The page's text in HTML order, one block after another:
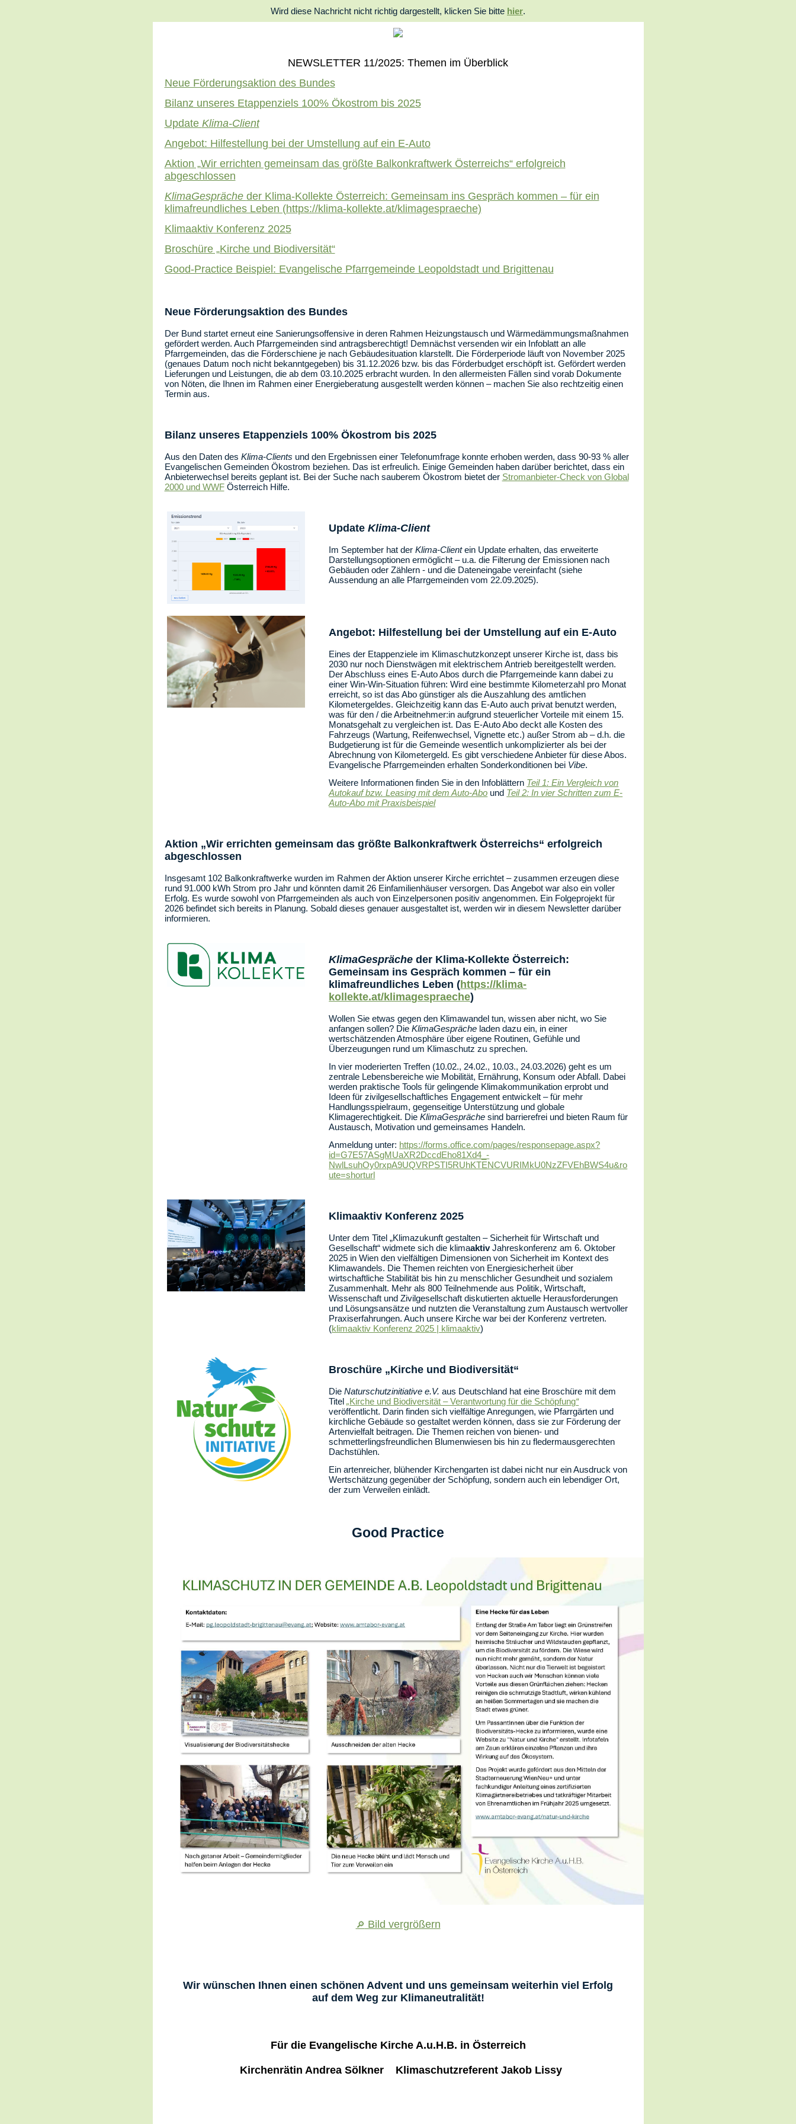
Wird diese Nachricht nicht richtig dargestellt, klicken Sie bitte hier.
NEWSLETTER 11/2025: Themen im Überblick
Neue Förderungsaktion des Bundes
Bilanz unseres Etappenziels 100% Ökostrom bis 2025
Update Klima-Client
Angebot: Hilfestellung bei der Umstellung auf ein E-Auto
Aktion „Wir errichten gemeinsam das größte Balkonkraftwerk Österreichs“ erfolgreich
abgeschlossen
KlimaGespräche der Klima-Kollekte Österreich: Gemeinsam ins Gespräch kommen – für ein
klimafreundliches Leben (https://klima-kollekte.at/klimagespraeche)
Klimaaktiv Konferenz 2025
Broschüre „Kirche und Biodiversität“
Good-Practice Beispiel: Evangelische Pfarrgemeinde Leopoldstadt und Brigittenau
Neue Förderungsaktion des Bundes
Der Bund startet erneut eine Sanierungsoffensive in deren Rahmen Heizungstausch und Wärmedämmungsmaßnahmen
gefördert werden. Auch Pfarrgemeinden sind antragsberechtigt! Demnächst versenden wir ein Infoblatt an alle
Pfarrgemeinden, das die Förderschiene je nach Gebäudesituation klarstellt. Die Förderperiode läuft von November 2025
(genaues Datum noch nicht bekanntgegeben) bis 31.12.2026 bzw. bis das Förderbudget erschöpft ist. Gefördert werden
Lieferungen und Leistungen, die ab dem 03.10.2025 erbracht wurden. In den allermeisten Fällen sind vorab Dokumente
von Nöten, die Ihnen im Rahmen einer Energieberatung ausgestellt werden können – machen Sie also rechtzeitig einen
Termin aus.
Bilanz unseres Etappenziels 100% Ökostrom bis 2025
Aus den Daten des Klima-Clients und den Ergebnissen einer Telefonumfrage konnte erhoben werden, dass 90-93 % aller
Evangelischen Gemeinden Ökostrom beziehen. Das ist erfreulich. Einige Gemeinden haben darüber berichtet, dass ein
Anbieterwechsel bereits geplant ist. Bei der Suche nach sauberem Ökostrom bietet der Stromanbieter-Check von Global
2000 und WWFÖsterreich Hilfe.
UpdateKlima-Client
Im September hat derKlima-Clientein Update erhalten, das erweiterte
Darstellungsoptionen ermöglicht – u.a. die Filterung der Emissionen nach
Gebäuden oder Zählern - und die Dateneingabe vereinfacht (siehe
Aussendung an alle Pfarrgemeinden vom 22.09.2025).
Angebot: Hilfestellung bei der Umstellung auf ein E-Auto
Eines der Etappenziele im Klimaschutzkonzept unserer Kirche ist, dass bis
2030 nur noch Dienstwägen mit elektrischem Antrieb bereitgestellt werden.
Der Abschluss eines E-Auto Abos durch die Pfarrgemeinde kann dabei zu
einer Win-Win-Situation führen: Wird eine bestimmte Kilometerzahl pro Monat
erreicht, so ist das Abo günstiger als die Auszahlung des amtlichen
Kilometergeldes. Gleichzeitig kann das E-Auto auch privat benutzt werden,
was für den / die Arbeitnehmer:in aufgrund steuerlicher Vorteile mit einem 15.
Monatsgehalt zu vergleichen ist. Das E-Auto Abo deckt alle Kosten des
Fahrzeugs (Wartung, Reifenwechsel, Vignette etc.) außer Strom ab – d.h. die
Budgetierung ist für die Gemeinde wesentlich unkomplizierter als bei der
Abrechnung von Kilometergeld. Es gibt verschiedene Anbieter für diese Abos.
Evangelische Pfarrgemeinden erhalten Sonderkonditionen bei Vibe.
Weitere Informationen finden Sie in den Infoblättern Teil 1: Ein Vergleich von
Autokauf bzw. Leasing mit dem Auto-Abo und Teil 2: In vier Schritten zum E-
Auto-Abo mit Praxisbeispiel
Aktion „Wir errichten gemeinsam das größte Balkonkraftwerk Österreichs“ erfolgreich
abgeschlossen
Insgesamt 102 Balkonkraftwerke wurden im Rahmen der Aktion unserer Kirche errichtet – zusammen erzeugen diese
rund 91.000 kWh Strom pro Jahr und könnten damit 26 Einfamilienhäuser versorgen. Das Angebot war also ein voller
Erfolg. Es wurde sowohl von Pfarrgemeinden als auch von Einzelpersonen positiv angenommen. Ein Folgeprojekt für
2026 befindet sich bereits in Planung. Sobald dieses genauer ausgestaltet ist, werden wir in diesem Newsletter darüber
informieren.
KlimaGespräche der Klima-Kollekte Österreich:
Gemeinsam ins Gespräch kommen – für ein
klimafreundliches Leben (https://klima-
kollekte.at/klimagespraeche)
Wollen Sie etwas gegen den Klimawandel tun, wissen aber nicht, wo Sie
anfangen sollen? DieKlimaGespräche laden dazu ein, in einer
wertschätzenden Atmosphäre über eigene Routinen, Gefühle und
Überzeugungen rund um Klimaschutz zu sprechen.
In vier moderierten Treffen (10.02., 24.02., 10.03., 24.03.2026) geht es um
zentrale Lebensbereiche wie Mobilität, Ernährung, Konsum oder Abfall. Dabei
werden praktische Tools für gelingende Klimakommunikation erprobt und
Ideen für zivilgesellschaftliches Engagement entwickelt – für mehr
Handlungsspielraum, gegenseitige Unterstützung und globale
Klimagerechtigkeit. DieKlimaGespräche sind barrierefrei und bieten Raum für
Austausch, Motivation und gemeinsames Handeln.
Anmeldung unter: https://forms.office.com/pages/responsepage.aspx?
id=G7E57ASgMUaXR2DccdEho81Xd4_-
NwlLsuhOy0rxpA9UQVRPSTI5RUhKTENCVURIMkU0NzZFVEhBWS4u&ro
ute=shorturl
Klimaaktiv Konferenz 2025
Unter dem Titel „Klimazukunft gestalten – Sicherheit für Wirtschaft und
Gesellschaft“ widmete sich die klimaaktivJahreskonferenz am 6. Oktober
2025 in Wien den vielfältigen Dimensionen von Sicherheit im Kontext des
Klimawandels. Die Themen reichten von Energiesicherheit über
wirtschaftliche Stabilität bis hin zu menschlicher Gesundheit und sozialem
Zusammenhalt. Mehr als 800 Teilnehmende aus Politik, Wirtschaft,
Wissenschaft und Zivilgesellschaft diskutierten aktuelle Herausforderungen
und Lösungsansätze und nutzten die Veranstaltung zum Austausch wertvoller
Praxiserfahrungen. Auch unsere Kirche war bei der Konferenz vertreten.
(klimaaktiv Konferenz 2025 | klimaaktiv)
Broschüre „Kirche und Biodiversität“
DieNaturschutzinitiative e.V. aus Deutschland hat eine Broschüre mit dem
Titel„Kirche und Biodiversität – Verantwortung für die Schöpfung“
veröffentlicht. Darin finden sich vielfältige Anregungen, wie Pfarrgärten und
kirchliche Gebäude so gestaltet werden können, dass sie zur Förderung der
Artenvielfalt beitragen. Die Themen reichen von bienen- und
schmetterlingsfreundlichen Blumenwiesen bis hin zu fledermausgerechten
Dachstühlen.
Ein artenreicher, blühender Kirchengarten ist dabei nicht nur ein Ausdruck von
Wertschätzung gegenüber der Schöpfung, sondern auch ein lebendiger Ort,
der zum Verweilen einlädt.
Good Practice
🔎 Bild vergrößern
Wir wünschen Ihnen einen schönen Advent und uns gemeinsam weiterhin viel Erfolg
auf dem Weg zur Klimaneutralität!
Für die Evangelische Kirche A.u.H.B. in Österreich
Kirchenrätin Andrea Sölkner Klimaschutzreferent Jakob Lissy